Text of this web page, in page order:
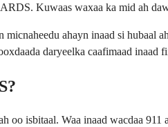
Kuwaas waxaa ka mid ah
ahayn inaad si
daryeelka caafimaad inaad
oo isbitaal. Waa inaad wacdaa